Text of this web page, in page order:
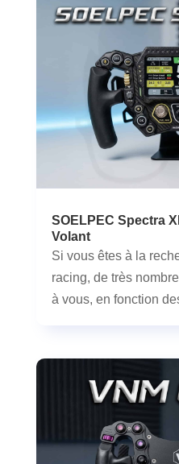
SOELPEC Spectra
Volant
Si vous êtes à la
racing, de très
à vous, en fonction